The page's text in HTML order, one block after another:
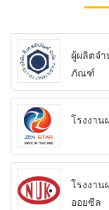
ผู้ผลิตจ
ภัณฑ์
โรงงาน
โรงงาน
ออยซีล